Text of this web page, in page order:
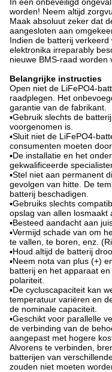
worden! Neem altijd
Maak absoluut zeker dat
aangesloten aan
Indien de batterij
elektronika irreparably
nieuwe BMS-raad worden
Belangrijke instructies
Open niet de LiFePO4-
raadplegen. Het
garantie van de fabrikant.
▪Gebruik slechts de
voorgenomen is.
▪Sluit niet de LiFePO4-
consumenten moeten
▪De installatie en het
gekwalificeerde
▪Stel niet aan permanent
gevolgen van hitte. De
batterij beschadigen.
▪Gebruiks slechts
opslag van allen losmaakt
▪Besteed aandacht aan
▪Vermijd schade van om
te vallen, te boren, enz.
▪Houd altijd de batterij
▪Neem nota van plus (+)
batterij en het apparaat
polariteit.
▪De cycluscapaciteit kan
temperatuur variëren en
de nominale capaciteit.
▪Geschikt voor parallelle
de verbinding van de
aangepast met hogere
Alvorens te verbinden,
batterijen van
zouden niet moeten